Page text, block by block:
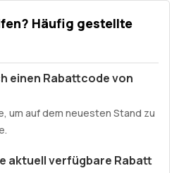
Häufig gestellte
einen Rabattcode von
um auf dem neuesten Stand zu
aktuell verfügbare Rabatt